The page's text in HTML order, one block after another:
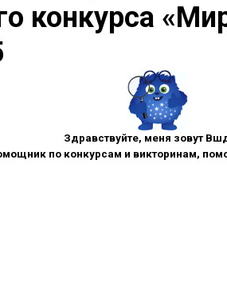
конкурса
Здравствуйте, меня зовут
по конкурсам и викторинам,